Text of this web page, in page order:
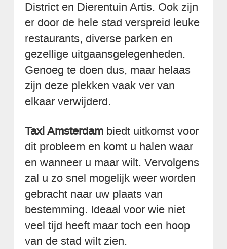
District en Dierentuin Artis. Ook zijn
er door de hele stad verspreid leuke
restaurants, diverse parken en
gezellige uitgaansgelegenheden.
Genoeg te doen dus, maar helaas
zijn deze plekken vaak ver van
elkaar verwijderd.
Taxi Amsterdam biedt uitkomst voor
dit probleem en komt u halen waar
en wanneer u maar wilt. Vervolgens
zal u zo snel mogelijk weer worden
gebracht naar uw plaats van
bestemming. Ideaal voor wie niet
veel tijd heeft maar toch een hoop
van de stad wilt zien.